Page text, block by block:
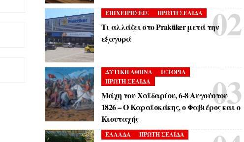
ΕΠΙΧΕΙΡΗΣΕΙΣ ΠΡΩΤΗ ΣΕΛΙΔΑ
Τι αλλάζει στο Praktiker μετά την
εξαγορά
ΔΥΤΙΚΗ ΑΘΗΝΑ
ΙΣΤΟΡΙΑ
ΠΡΩΤΗ ΣΕΛΙΔΑ
Μάχη του Χαϊδαρίου, 6-8 Αυγούστου
1826 – Ο Καραϊσκάκης, ο Φαβιέρος και ο
Κιουταχής
ΕΛΛΑΔΑ ΠΡΩΤΗ ΣΕΛΙΔΑ